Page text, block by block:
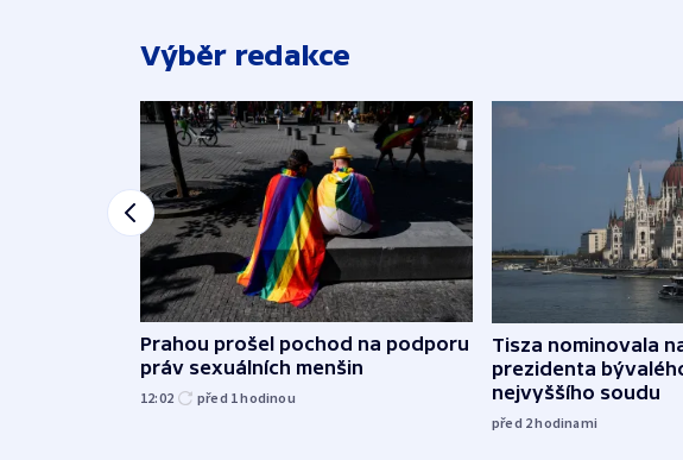
Výběr redakce
Prahou prošel pochod na podporu
práv sexuálních menšin
12:02 před 1hodinou
Tisza nominovala
prezidenta
nejvyššího soudu
před 2hodinami